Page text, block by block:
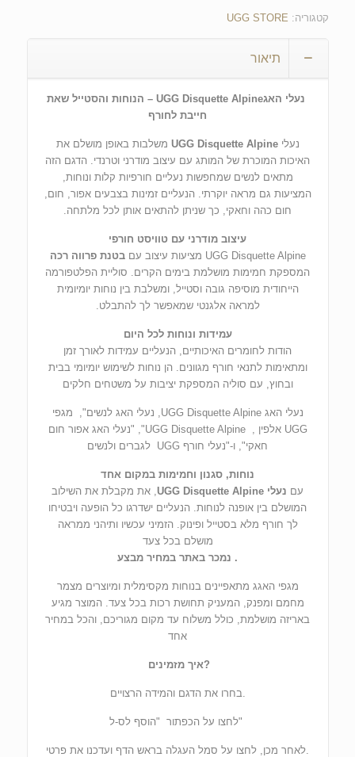
קטגוריה: UGG STORE
תיאור
נעלי האגUGG Disquette Alpine – הנוחות והסטייל שאת
חייבת לחורף
נעליUGG Disquette Alpine משלבות באופן מושלם את
האיכות המוכרת של המותג עם עיצוב מודרני וטרנדי. הדגם הזה
מתאים לנשים שמחפשות נעליים חורפיות קלות ונוחות,
המציעות גם מראה יוקרתי. הנעליים זמינות בצבעים אפור, חום,
חום כהה וחאקי, כך שניתן להתאים אותן לכל מלתחה.
עיצוב מודרני עם טוויסט חורפי
UGG Disquette Alpine מציעות עיצוב עם
בטנת פרווה רכה
המספקת חמימות מושלמת בימים הקרים. סוליית הפלטפורמה
הייחודית מוסיפה גובה וסטייל, ומשלבת בין נוחות יומיומית
למראה אלגנטי שמאפשר לך להתבלט.
עמידות ונוחות לכל היום
הודות לחומרים האיכותיים, הנעליים עמידות לאורך זמן
ומתאימות לתנאי חורף מגוונים. הן נוחות לשימוש יומיומי בבית
ובחוץ, עם סוליה המספקת יציבות על משטחים חלקים
נעלי האג UGG Disquette Alpine, נעלי האג לנשים", מגפי
UGG אלפין , UGG Disquette Alpine", "נעלי האג אפור חום
חאקי", ו-"נעלי חורף UGG לגברים ולנשים
נוחות, סגנון וחמימות במקום אחד
עם נעלי UGG Disquette Alpine
, את מקבלת את השילוב
המושלם בין אופנה לנוחות. הנעליים ישדרגו כל הופעה ויבטיחו
לך חורף מלא בסטייל ופינוק. הזמיני עכשיו ותיהני ממראה
מושלם בכל צעד
. נמכר באתר במחיר מבצע
מגפי האגג מתאפיינים בנוחות מקסימלית ומיוצרים מצמר
מחמם ומפנק, המעניק תחושת רכות בכל צעד. המוצר מגיע
באריזה מושלמת, כולל משלוח עד מקום מגוריכם, והכל במחיר
אחד
?איך מזמינים
.בחרו את הדגם והמידה הרצויים
"לחצו על הכפתור "הוסף לס-ל
.לאחר מכן, לחצו על סמל העגלה בראש הדף ועדכנו את פרטי